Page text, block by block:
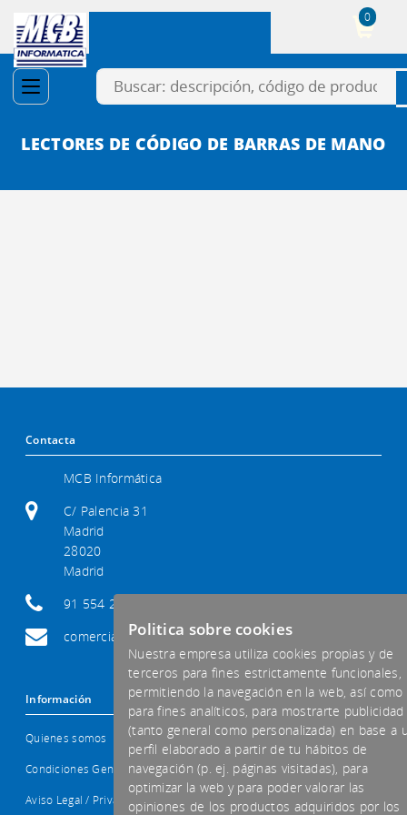
0
LECTORES DE CÓDIGO DE BARRAS DE MANO
Contacta
MCB Informática
C/ Palencia 31
Madrid
28020
Madrid
91 554 29 92
comercial@mcb-informatica.com
Información
Quienes somos
Condiciones Generales
Aviso Legal / Privacidad
Politica sobre cookies
Nuestra empresa utiliza cookies propias y de
terceros para fines estrictamente funcionales,
permitiendo la navegación en la web, así como
para fines analíticos, para mostrarte publicidad
(tanto general como personalizada) en base a
perfil elaborado a partir de tu hábitos de
navegación (p. ej. páginas visitadas), para
optimizar la web y para poder valorar las
opiniones de los productos adquiridos por los